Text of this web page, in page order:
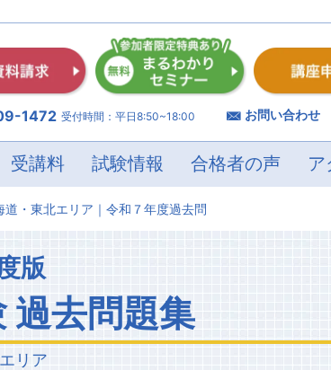
1472 受付時間：平日8:50~18:00 お問い合わせ
受講料 試験情報 合格者の声 ア
道・東北エリア｜令和７年度過去問
版
過去問題集
リア